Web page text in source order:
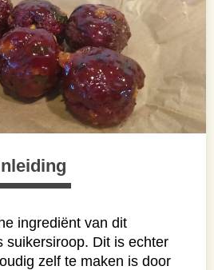
ingrediënt van dit
suikersiroop. Dit is echter
zelf te maken is door